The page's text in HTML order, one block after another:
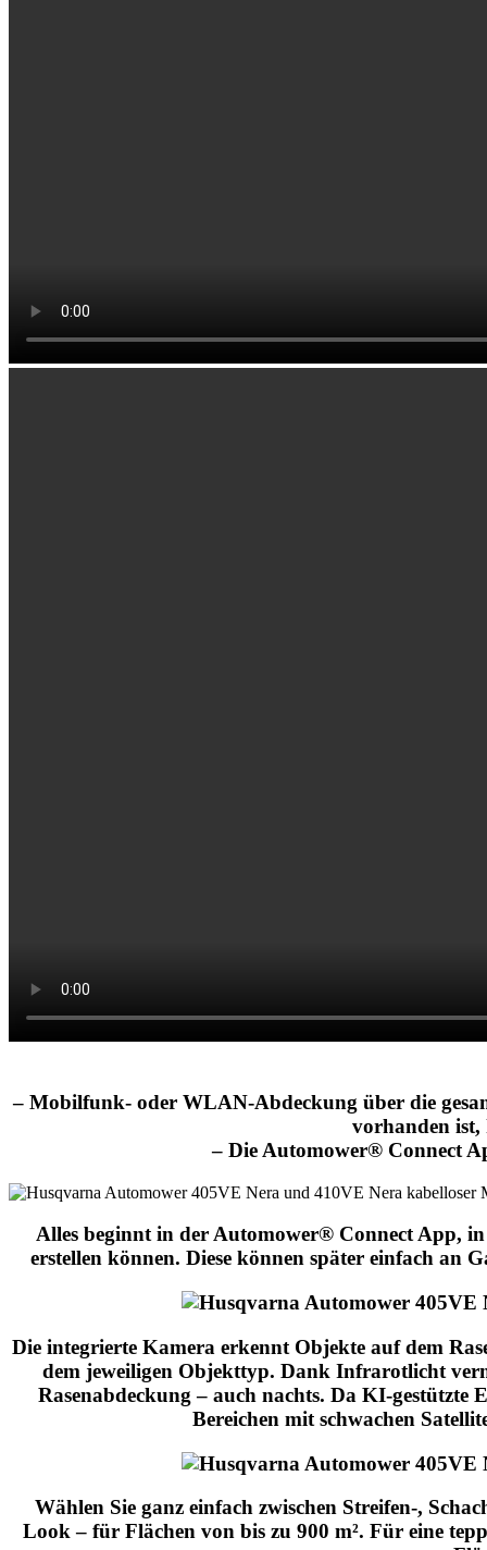
– Mobilfunk- oder WLAN-Abdeckung über die
vorhanden ist,
– Die Automower® Connect
Alles beginnt in der Automower® Connect App, in
erstellen können. Diese können später einfach an
Die integrierte Kamera erkennt Objekte auf dem
dem jeweiligen Objekttyp. Dank Infrarotlicht
Rasenabdeckung – auch nachts. Da KI-
Bereichen mit schwachen
Wählen Sie ganz einfach zwischen Streifen-,
Look – für Flächen von bis zu 900 m². Für eine